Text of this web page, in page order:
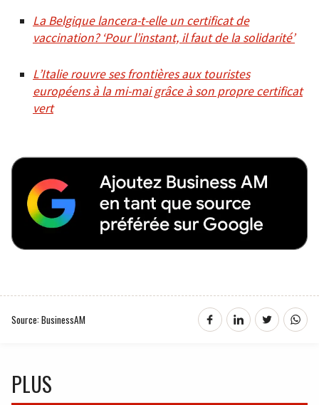
La Belgique lancera-t-elle un certificat de
vaccination? ‘Pour l’instant, il faut de la solidarité’
L’Italie rouvre ses frontières aux touristes
européens à la mi-mai grâce à son propre certificat
vert
Source: BusinessAM
PLUS